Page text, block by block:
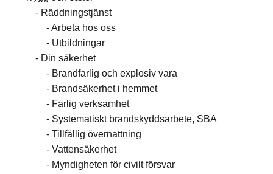
Räddningstjänst
Arbeta hos oss
Utbildningar
Din säkerhet
Brandfarlig och explosiv vara
Brandsäkerhet i hemmet
Farlig verksamhet
Systematiskt brandskyddsarbete, SBA
Tillfällig övernattning
Vattensäkerhet
Myndigheten för civilt försvar